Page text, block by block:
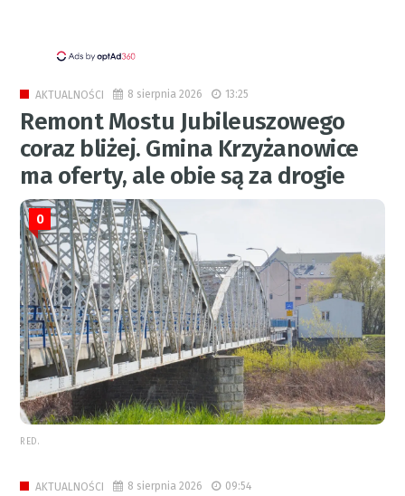
AKTUALNOŚCI 8 sierpnia 2026 13:25
Remont Mostu Jubileuszowego
coraz bliżej. Gmina Krzyżanowice
ma oferty, ale obie są za drogie
0
RED.
AKTUALNOŚCI 8 sierpnia 2026 09:54